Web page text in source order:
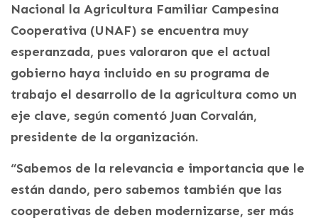
Nacional la Agricultura Familiar Campesina
Cooperativa (UNAF) se encuentra muy
esperanzada, pues valoraron que el actual
gobierno haya incluido en su programa de
trabajo el desarrollo de la agricultura como un
eje clave, según comentó Juan Corvalán,
presidente de la organización.
“Sabemos de la relevancia e importancia que le
están dando, pero sabemos también que las
cooperativas de deben modernizarse, ser más